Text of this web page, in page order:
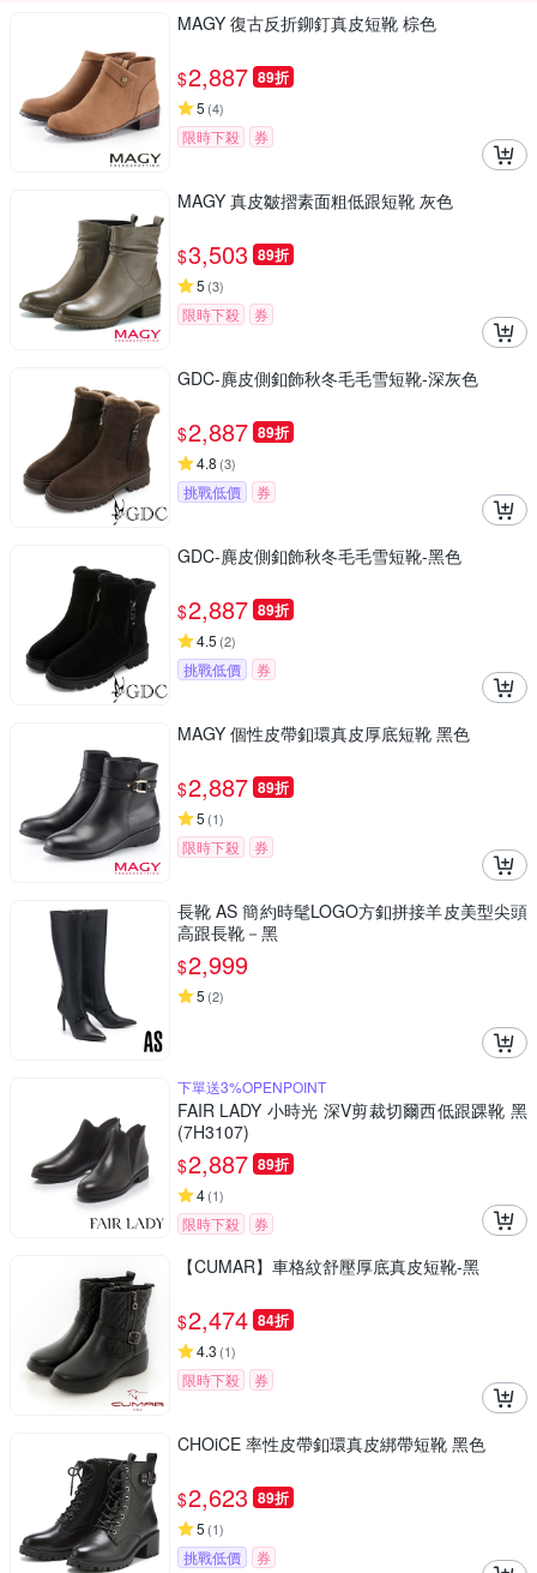
MAGY 復古反折鉚釘真皮短靴 棕色
$2,887 89折
5 (4)
限時下殺 券
MAGY 真皮皺摺素面粗低跟短靴 灰色
$3,503 89折
5 (3)
限時下殺 券
GDC-麂皮側釦飾秋冬毛毛雪短靴-深灰色
$2,887 89折
4.8 (3)
挑戰低價 券
GDC-麂皮側釦飾秋冬毛毛雪短靴-黑色
$2,887 89折
4.5 (2)
挑戰低價 券
MAGY 個性皮帶釦環真皮厚底短靴 黑色
$2,887 89折
5 (1)
限時下殺 券
長靴 AS 簡約時髦LOGO方釦拼接羊皮美型尖頭
高跟長靴－黑
$2,999
5 (2)
下單送3%OPENPOINT
FAIR LADY 小時光 深V剪裁切爾西低跟踝靴 黑
(7H3107)
$2,887 89折
4(1)
限時下殺 券
【CUMAR】車格紋舒壓厚底真皮短靴-黑
$2,474 84折
4.3 (1)
限時下殺 券
CHOiCE 率性皮帶釦環真皮綁帶短靴 黑色
$2,623 89折
5 (1)
挑戰低價 券